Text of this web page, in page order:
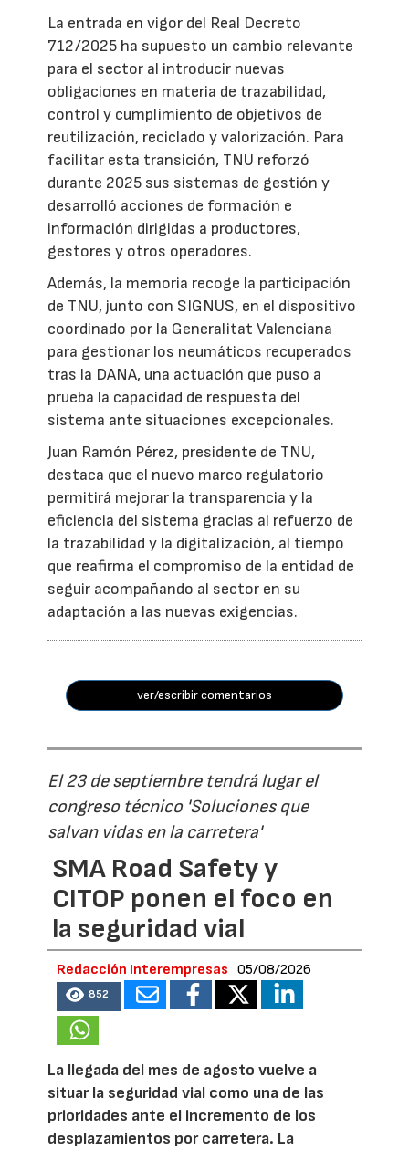
La entrada en vigor del Real Decreto
712/2025 ha supuesto un cambio relevante
para el sector al introducir nuevas
obligaciones en materia de trazabilidad,
control y cumplimiento de objetivos de
reutilización, reciclado y valorización. Para
facilitar esta transición, TNU reforzó
durante 2025 sus sistemas de gestión y
desarrolló acciones de formación e
información dirigidas a productores,
gestores y otros operadores.
Además, la memoria recoge la participación
de TNU, junto con SIGNUS, en el dispositivo
coordinado por la Generalitat Valenciana
para gestionar los neumáticos recuperados
tras la DANA, una actuación que puso a
prueba la capacidad de respuesta del
sistema ante situaciones excepcionales.
Juan Ramón Pérez, presidente de TNU,
destaca que el nuevo marco regulatorio
permitirá mejorar la transparencia y la
eficiencia del sistema gracias al refuerzo de
la trazabilidad y la digitalización, al tiempo
que reafirma el compromiso de la entidad de
seguir acompañando al sector en su
adaptación a las nuevas exigencias.
ver/escribir comentarios
El 23 de septiembre tendrá lugar el
congreso técnico 'Soluciones que
salvan vidas en la carretera'
SMA Road Safety y
CITOP ponen el foco en
la seguridad vial
Redacción Interempresas 05/08/2026
852
La llegada del mes de agosto vuelve a
situar la seguridad vial como una de las
prioridades ante el incremento de los
desplazamientos por carretera. La